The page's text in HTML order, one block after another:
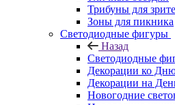
Трибуны для
Зоны для пикника
Светодиодные фигуры
Назад
Светодиодные
Декорации ко
Декорации на
Новогодние